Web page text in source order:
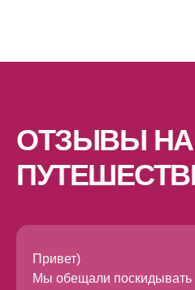
ОТЗЫВЫ
Привет)
Мы обещали поскидывать